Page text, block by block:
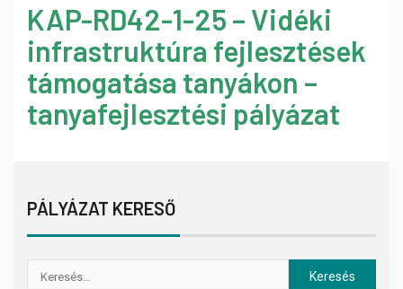
KAP-RD42-1-25 – Vidéki
infrastruktúra fejlesztések
támogatása tanyákon –
tanyafejlesztési pályázat
PÁLYÁZAT KERESŐ